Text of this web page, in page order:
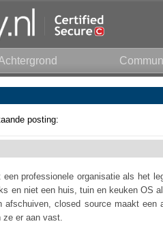
posting:
een professionele organisatie als het
en niet een huis, tuin en keuken OS
afschuiven, closed source maakt een
ze er aan vast.